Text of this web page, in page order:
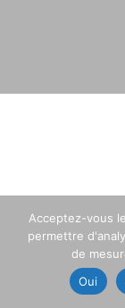
Acceptez-vous
permettre
de
Oui